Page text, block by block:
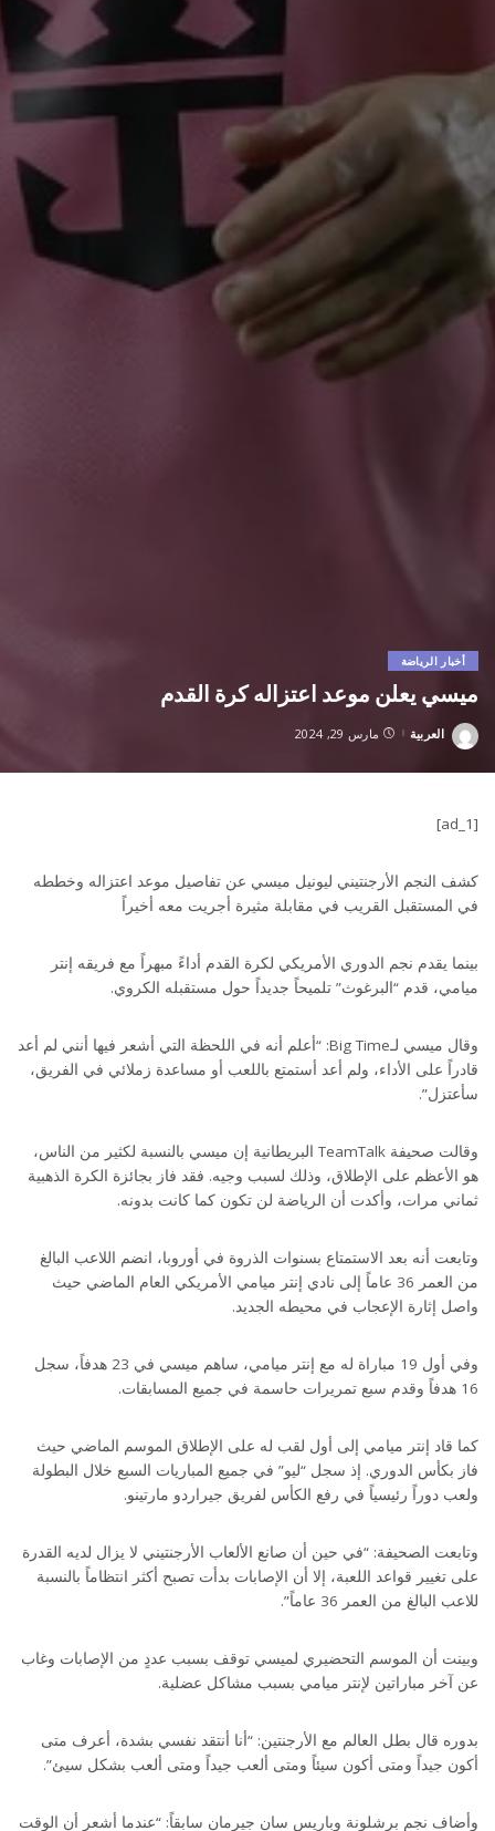
أخبار الرياضة
ميسي يعلن موعد اعتزاله كرة القدم
Posted
العربية مارس 29, 2024
[ad_1]
كشف النجم الأرجنتيني ليونيل ميسي عن تفاصيل موعد اعتزاله وخططه
في المستقبل القريب في مقابلة مثيرة أجريت معه أخيراً
بينما يقدم نجم الدوري الأمريكي لكرة القدم أداءً مبهراً مع فريقه إنتر
ميامي، قدم “البرغوث” تلميحاً جديداً حول مستقبله الكروي.
وقال ميسي لـBig Time: “أعلم أنه في اللحظة التي أشعر فيها أنني لم أعد
قادراً على الأداء، ولم أعد أستمتع باللعب أو مساعدة زملائي في الفريق،
سأعتزل”.
وقالت صحيفة TeamTalkالبريطانية إن ميسي بالنسبة لكثير من الناس،
هو الأعظم على الإطلاق، وذلك لسبب وجيه. فقد فاز بجائزة الكرة الذهبية
ثماني مرات، وأكدت أن الرياضة لن تكون كما كانت بدونه.
وتابعت أنه بعد الاستمتاع بسنوات الذروة في أوروبا، انضم اللاعب البالغ
من العمر 36 عاماً إلى نادي إنتر ميامي الأمريكي العام الماضي حيث
واصل إثارة الإعجاب في محيطه الجديد.
وفي أول 19 مباراة له مع إنتر ميامي، ساهم ميسي في 23 هدفاً، سجل
16 هدفاً وقدم سبع تمريرات حاسمة في جميع المسابقات.
كما قاد إنتر ميامي إلى أول لقب له على الإطلاق الموسم الماضي حيث
فاز بكأس الدوري. إذ سجل “ليو” في جميع المباريات السبع خلال البطولة
ولعب دوراً رئيسياً في رفع الكأس لفريق جيراردو مارتينو.
وتابعت الصحيفة: “في حين أن صانع الألعاب الأرجنتيني لا يزال لديه القدرة
على تغيير قواعد اللعبة، إلا أن الإصابات بدأت تصبح أكثر انتظاماً بالنسبة
للاعب البالغ من العمر 36 عاماً”.
وبينت أن الموسم التحضيري لميسي توقف بسبب عددٍ من الإصابات وغاب
عن آخر مباراتين لإنتر ميامي بسبب مشاكل عضلية.
بدوره قال بطل العالم مع الأرجنتين: “أنا أنتقد نفسي بشدة، أعرف متى
أكون جيداً ومتى أكون سيئاً ومتى ألعب جيداً ومتى ألعب بشكل سيئ”.
وأضاف نجم برشلونة وباريس سان جيرمان سابقاً: “عندما أشعر أن الوقت